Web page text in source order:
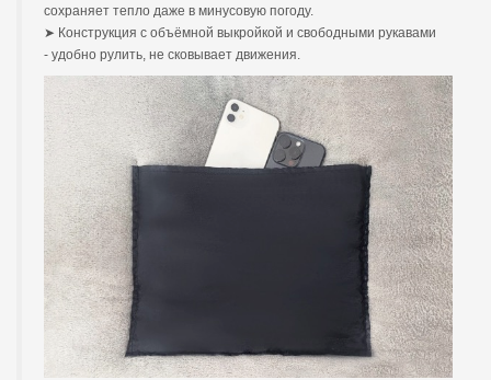
сохраняет тепло даже в минусовую погоду.
➤ Конструкция с объёмной выкройкой и свободными рукавами
- удобно рулить, не сковывает движения.